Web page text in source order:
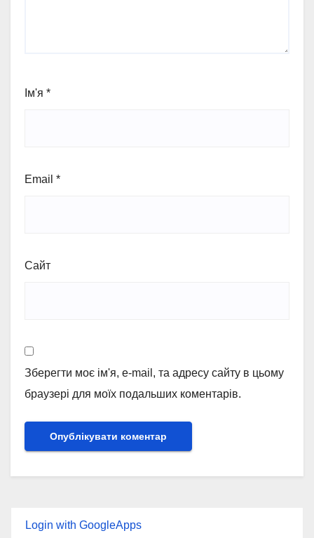
Ім'я *
Email *
Сайт
Зберегти моє ім'я, e-mail, та адресу сайту в цьому
браузері для моїх подальших коментарів.
Login with GoogleApps